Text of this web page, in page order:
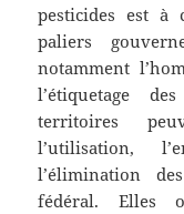
pesticides est à
paliers
notamment
l’étiquetage
territoires
l’utilisation,
l’élimination
fédéral. Elles